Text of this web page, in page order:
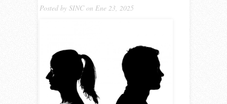
Posted by SINCon Ene 23, 2025